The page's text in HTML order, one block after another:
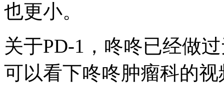
也更小。
关于PD-1，咚咚已经做
可以看下咚咚肿瘤科的